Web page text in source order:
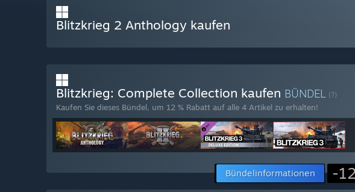
Blitzkrieg 2 Anthology kaufen
Blitzkrieg: Complete Collection kaufen BÜNDEL (?)
Kaufen Sie dieses Bündel, um 12 % Rabatt auf alle 4 Artikel zu erhalten!
Bündelinformationen -